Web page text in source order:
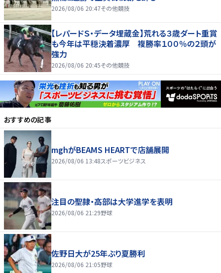
2026/08/06 20:47その他競技
【レパードＳ・データ埋蔵金】荒れる３歳ダート重賞
も今年は平穏決着濃厚 複勝率１００％の２頭が
強力
2026/08/06 20:45その他競技
おすすめの記事
mghがBEAMS HEARTで店舗展開
2026/08/06 13:48スポーツビジネス
注目の聖隷・高部は大学進学を表明
2026/08/06 21:29野球
佐野日大が25年ぶり夏勝利
2026/08/06 21:05野球